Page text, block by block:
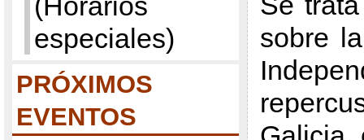
especiales)
PRÓXIMOS
EVENTOS
sobre